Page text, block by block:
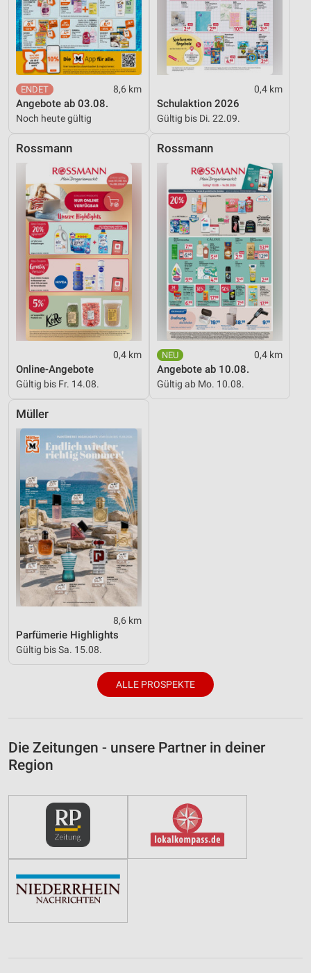
8,6 km
Angebote ab 03.08.
Noch heute gültig
0,4 km
Schulaktion 2026
Gültig bis Di. 22.09.
Rossmann
0,4 km
Online-Angebote
Gültig bis Fr. 14.08.
Rossmann
0,4 km
Angebote ab 10.08.
Gültig ab Mo. 10.08.
Müller
8,6 km
Parfümerie Highlights
Gültig bis Sa. 15.08.
ALLE PROSPEKTE
Die Zeitungen - unsere Partner in deiner
Region
Performance
Funktional
Werbung